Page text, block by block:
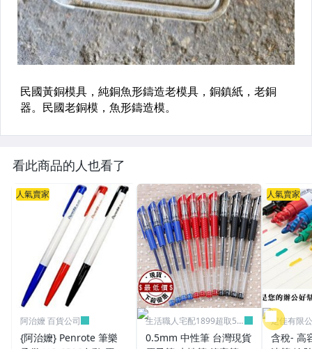
看此商品的人也看了
人氣賣家
阿治嬤 百貨公司
{阿治嬤} Penrote 筆樂
生活職人宅配1899超取59
0.5mm 中性筆 台灣現貨
人氣賣家
定佳有限
含稅- 高